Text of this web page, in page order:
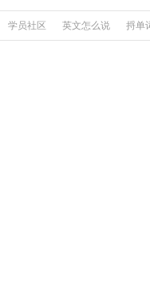
学员社区 英文怎么说 捋单